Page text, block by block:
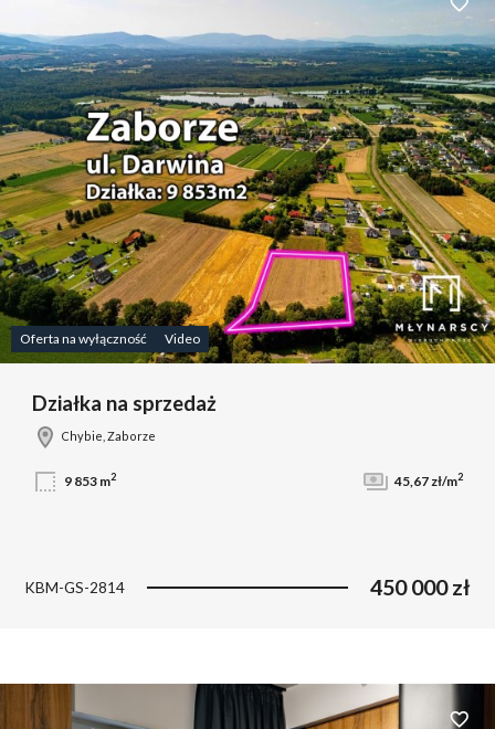
Oferta na wyłączność Video
Dodaj
Działka na sprzedaż
Chybie, Zaborze
9 853 m2 45,67 zł/m2
KBM-GS-2814 450 000 zł